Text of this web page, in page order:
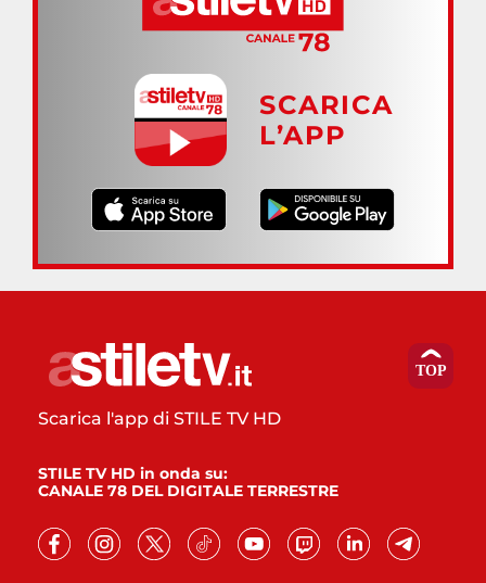
SCARICA
L’APP
Scarica l'app di STILE TV HD
STILE TV HD in onda su:
CANALE 78 DEL DIGITALE TERRESTRE